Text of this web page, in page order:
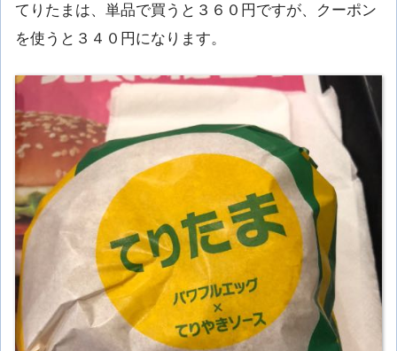
てりたまは、単品で買うと３６０円ですが、クーポン
を使うと３４０円になります。